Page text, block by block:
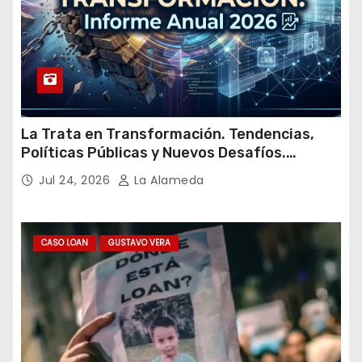
La Trata en Transformación. Tendencias,
Políticas Públicas y Nuevos Desafíos.
Argentina y el Mundo – Julio 2026
Jul 24, 2026 La Alameda
CASO LOAN GUSTAVO VERA